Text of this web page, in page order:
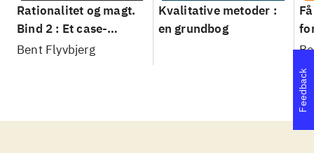
Rationalitet og magt.
Bind 2 : Et case-
baseret studie af
Bent Flyvbjerg
Kvalitative metoder :
en grundbog
Feedback